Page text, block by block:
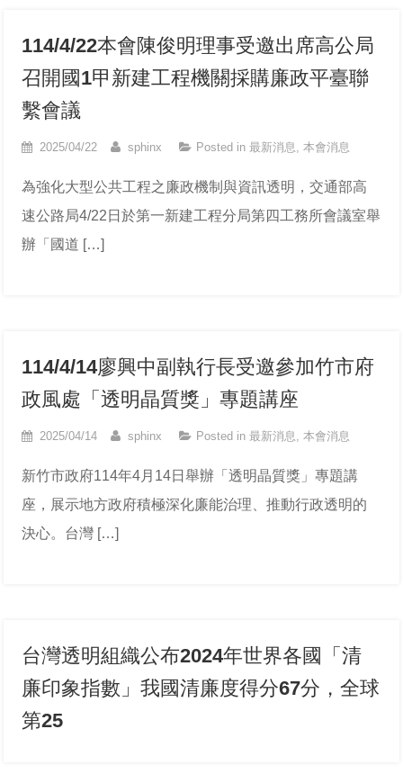
114/4/22本會陳俊明理事受邀出席高公局
召開國1甲新建工程機關採購廉政平臺聯
繫會議
2025/04/22 sphinx Posted in最新消息 ,本會消息
為強化大型公共工程之廉政機制與資訊透明，交通部高
速公路局4/22日於第一新建工程分局第四工務所會議室舉
辦「國道 […]
114/4/14廖興中副執行長受邀參加竹市府
政風處「透明晶質獎」專題講座
2025/04/14 sphinx Posted in最新消息 ,本會消息
新竹市政府114年4月14日舉辦「透明晶質獎」專題講
座，展示地方政府積極深化廉能治理、推動行政透明的
決心。台灣 […]
台灣透明組織公布2024年世界各國「清
廉印象指數」我國清廉度得分67分，全球
第25